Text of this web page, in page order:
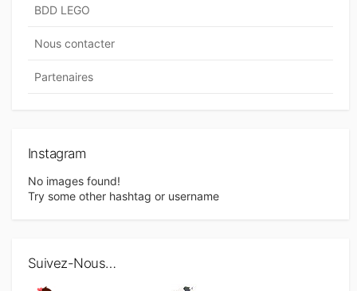
BDD LEGO
Nous contacter
Partenaires
Instagram
No images found!
Try some other hashtag or username
Suivez-Nous…